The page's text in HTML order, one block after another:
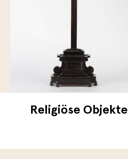
Religiöse Objekte